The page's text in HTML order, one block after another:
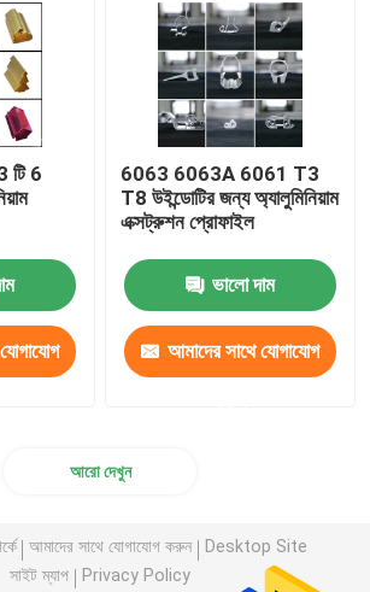
টি 6
6063 6063A 6061 T3
T8 উইন্ডোটির জন্য অ্যালুমিনিয়াম
এক্সট্রুশন প্রোফাইল
ভালো দাম
আমাদের সাথে যোগাযোগ
আরো দেখুন
আমাদের সাথে যোগাযোগ করুন
Desktop Site
সাইট ম্যাপ
Privacy Policy